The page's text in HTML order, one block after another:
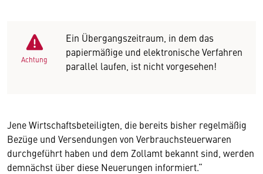
Achtung
Ein Übergangszeitraum, in dem das
papiermäßige und elektronische Verfahren
parallel laufen, ist nicht vorgesehen!
Jene Wirtschaftsbeteiligten, die bereits bisher regelmäßig
Bezüge und Versendungen von Verbrauchsteuerwaren
durchgeführt haben und dem Zollamt bekannt sind, werden
demnächst über diese Neuerungen informiert.“